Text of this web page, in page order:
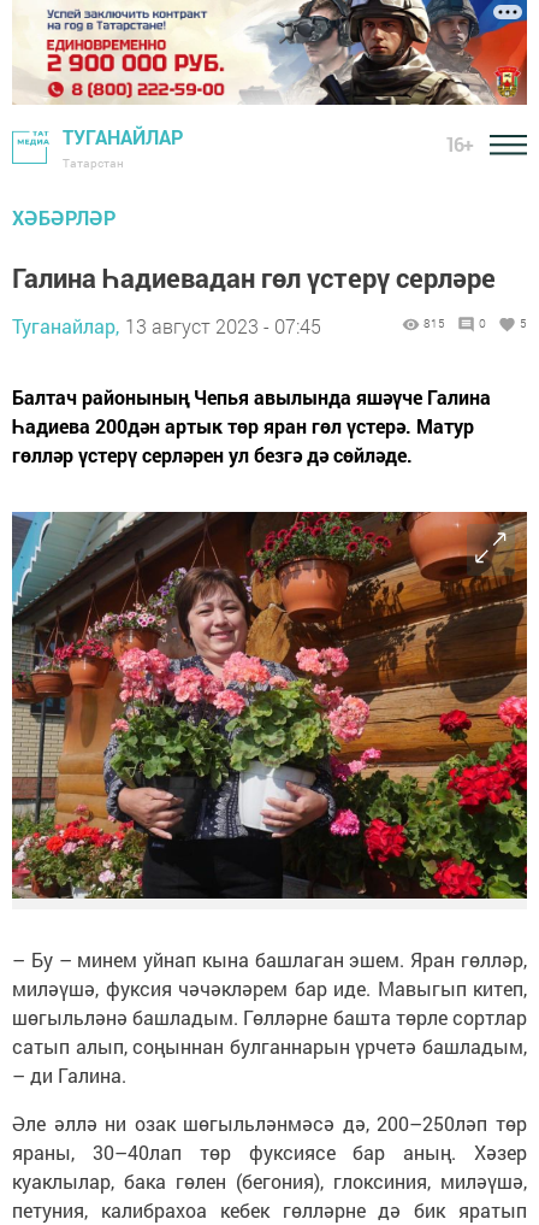
ТУГАНАЙЛАР
Татарстан
16+
ХӘБӘРЛӘР
Галина Һадиевадан гөл үстерү серләре
Туганайлар, 13 август 2023 - 07:45 815 0 5
Балтач районының Чепья авылында яшәүче Галина
Һадиева 200дән артык төр яран гөл үстерә. Матур
гөлләр үстерү серләрен ул безгә дә сөйләде.
– Бу – минем уйнап кына башлаган эшем. Яран гөлләр,
миләүшә, фуксия чәчәкләрем бар иде. Мавыгып китеп,
шөгыльләнә башладым. Гөлләрне башта төрле сортлар
сатып алып, соңыннан булганнарын үрчетә башладым,
– ди Галина.
Әле әллә ни озак шөгыльләнмәсә дә, 200–250ләп төр
яраны, 30–40лап төр фуксиясе бар аның. Хәзер
куаклылар, бака гөлен (бегония), глоксиния, миләүшә,
петуния, калибрахоа кебек гөлләрне дә бик яратып